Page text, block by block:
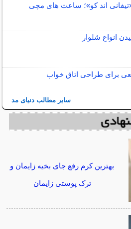
اند کو»؛ ساعت های مچی
انواع شلوار
برای طراحی اتاق خواب
سایر مطالب دنیای مد
بهترین کرم رفع جای بخیه زایمان و
ترک پوستی زایمان